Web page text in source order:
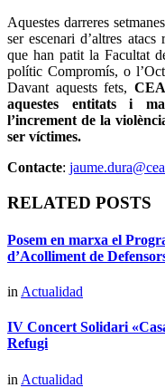
Aquestes darreres
ser escenari d’altres
que han patit la Facultat
polític Compromís, o
Davant aquests fets,
aquestes entitats i
l’increment de la
ser víctimes.
Contacte:
RELATED POSTS
Posem en marxa el
d’Acolliment de
in Actualidad
IV Concert Solidari
Refugi
in Actualidad